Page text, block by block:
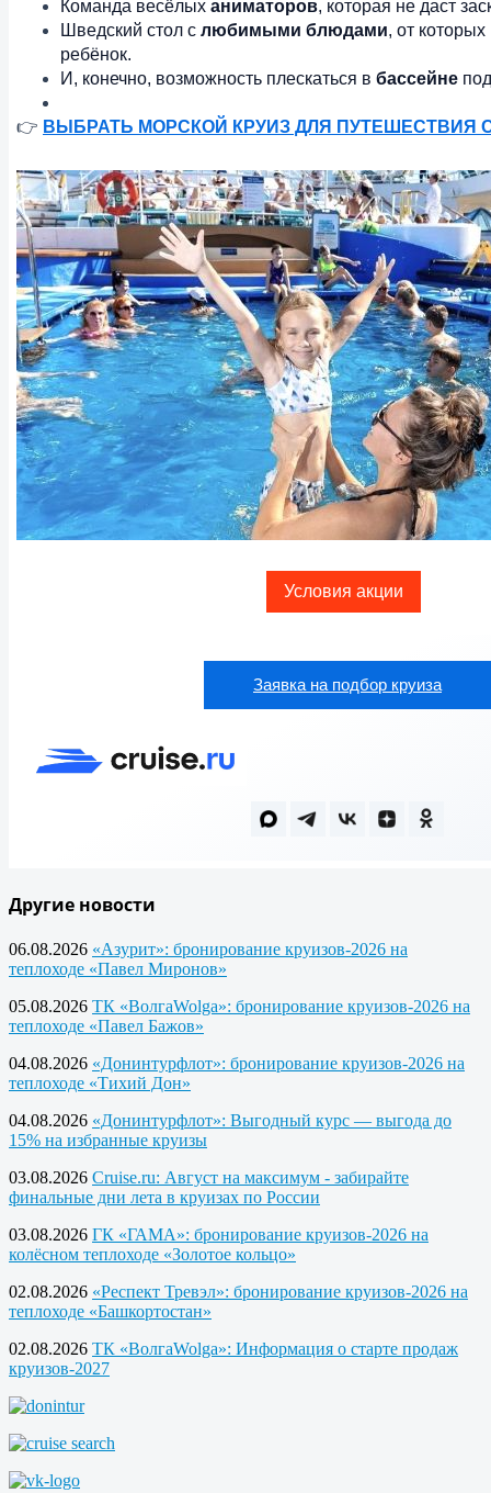
Команда весёлых аниматоров, которая не даст
Шведский стол с любимыми блюдами, от
ребёнок.
И, конечно, возможность плескаться в бассейне
👉 ВЫБРАТЬ МОРСКОЙ КРУИЗ ДЛЯ ПУТЕШЕСТВИЯ
Условия акции
Заявка на подбор круиза
Другие новости
06.08.2026 «Азурит»: бронирование круизов-2026 на
теплоходе «Павел Миронов»
05.08.2026 ТК «ВолгаWolga»: бронирование круизов-2026 на
теплоходе «Павел Бажов»
04.08.2026 «Донинтурфлот»: бронирование круизов-2026 на
теплоходе «Тихий Дон»
04.08.2026 «Донинтурфлот»: Выгодный курс — выгода до
15% на избранные круизы
03.08.2026 Cruise.ru: Август на максимум - забирайте
финальные дни лета в круизах по России
03.08.2026 ГК «ГАМА»: бронирование круизов-2026 на
колёсном теплоходе «Золотое кольцо»
02.08.2026 «Респект Тревэл»: бронирование круизов-2026 на
теплоходе «Башкортостан»
02.08.2026 ТК «ВолгаWolga»: Информация о старте продаж
круизов-2027